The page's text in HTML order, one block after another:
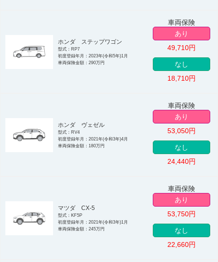
ホンダ ステップワゴン
型式：RP7
初度登録年月：2023年(令和5年)1月
車両保険金額：290万円
車両保険
あり
49,710円
なし
18,710円
ホンダ ヴェゼル
型式：RV4
初度登録年月：2021年(令和3年)4月
車両保険金額：180万円
車両保険
あり
53,050円
なし
24,440円
マツダ CX-5
型式：KF5P
初度登録年月：2021年(令和3年)1月
車両保険金額：245万円
車両保険
あり
53,750円
なし
22,660円